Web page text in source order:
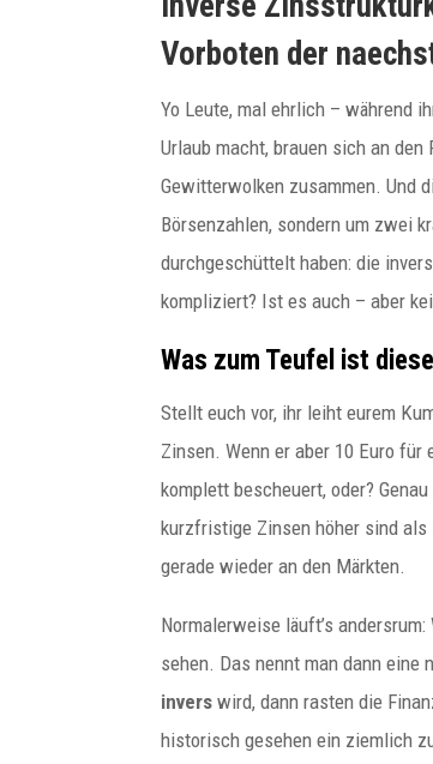
Vorboten der
Yo Leute, mal ehrlich – während
Urlaub macht, brauen sich an
Gewitterwolken zusammen. Und
Börsenzahlen, sondern um zwei
durchgeschüttelt haben: die
kompliziert? Ist es auch – aber
Was zum Teufel ist
Stellt euch vor, ihr leiht eurem
Zinsen. Wenn er aber 10 Euro
komplett bescheuert, oder?
kurzfristige Zinsen höher sind
gerade wieder an den Märkten.
Normalerweise läuft’s
sehen. Das nennt man dann eine
invers wird, dann rasten die
historisch gesehen ein ziemlich
paulitz
Budapester Experte für
internationale
Budapester Experte für
internationale
Unternehmensstrukturen
Geschäfte...